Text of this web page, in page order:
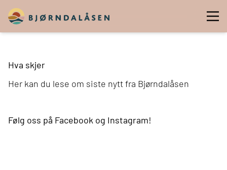
Hva skjer
Her kan du lese om siste nytt fra Bjørndalåsen
Følg oss på Facebook og Instagram!